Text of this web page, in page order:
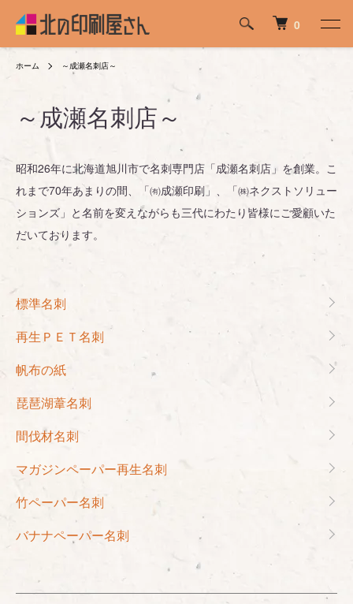
0
ホーム ～成瀬名刺店～
～成瀬名刺店～
昭和26年に北海道旭川市で名刺専門店「成瀬名刺店」を創業。こ
れまで70年あまりの間、「㈲成瀬印刷」、「㈱ネクストソリュー
ションズ」と名前を変えながらも三代にわたり皆様にご愛顧いた
だいております。
カテゴリー一覧
標準名刺
再生ＰＥＴ名刺
帆布の紙
琵琶湖葦名刺
間伐材名刺
マガジンペーパー再生名刺
竹ペーパー名刺
バナナペーパー名刺